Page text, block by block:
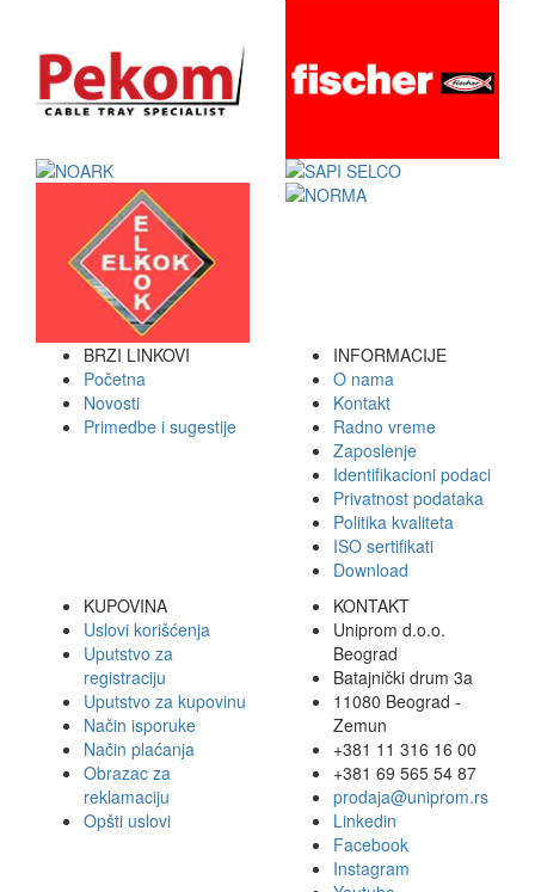
BRZI LINKOVI
Početna
Novosti
Primedbe i sugestije
INFORMACIJE
O nama
Kontakt
Radno vreme
Zaposlenje
Identifikacioni podaci
Privatnost podataka
Politika kvaliteta
ISO sertifikati
Download
KUPOVINA
Uslovi korišćenja
Uputstvo za
registraciju
Uputstvo za kupovinu
Način isporuke
Način plaćanja
Obrazac za
reklamaciju
Opšti uslovi
KONTAKT
Uniprom d.o.o.
Beograd
Batajnički drum 3a
11080 Beograd -
Zemun
+381 11 316 16 00
+381 69 565 54 87
prodaja@uniprom.rs
Linkedin
Facebook
Instagram